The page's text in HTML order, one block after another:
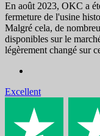
En août 2023, OKC a
fermeture de l'usine
Malgré cela, de
disponibles sur le
légèrement changé sur
Excellent